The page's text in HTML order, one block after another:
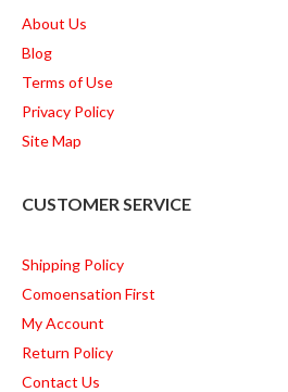
About Us
Blog
Terms of Use
Privacy Policy
Site Map
CUSTOMER SERVICE
Shipping Policy
Comoensation First
My Account
Return Policy
Contact Us